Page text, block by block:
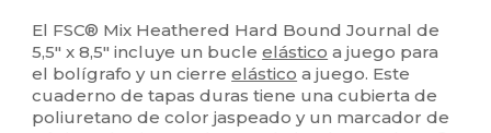
El FSC® Mix Heathered Hard Bound Journal de
5,5" x 8,5" incluye un bucleelástico a juego para
el bolígrafo y un cierreelástico a juego. Este
cuaderno de tapas duras tiene una cubierta de
poliuretano de color jaspeado y un marcador de